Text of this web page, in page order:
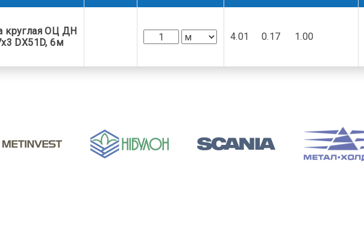
круглая ОЦ ДН
DX51D, 6м
4.01 0.17 1.00